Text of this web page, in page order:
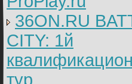
36ON.RU
CITY: 1й
тур